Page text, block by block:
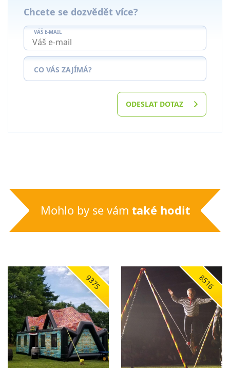
Chcete se dozvědět více?
VÁŠ E-MAIL
CO VÁS ZAJÍMÁ?
ODESLAT DOTAZ
Mohlo by se vám také hodit
9375 8516